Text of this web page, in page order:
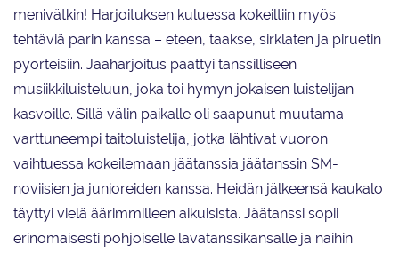
menivätkin! Harjoituksen kuluessa kokeiltiin myös
tehtäviä parin kanssa – eteen, taakse, sirklaten ja piruetin
pyörteisiin. Jääharjoitus päättyi tanssilliseen
musiikkiluisteluun, joka toi hymyn jokaisen luistelijan
kasvoille. Sillä välin paikalle oli saapunut muutama
varttuneempi taitoluistelija, jotka lähtivat vuoron
vaihtuessa kokeilemaan jäätanssia jäätanssin SM-
noviisien ja junioreiden kanssa. Heidän jälkeensä kaukalo
täyttyi vielä äärimmilleen aikuisista. Jäätanssi sopii
erinomaisesti pohjoiselle lavatanssikansalle ja näihin